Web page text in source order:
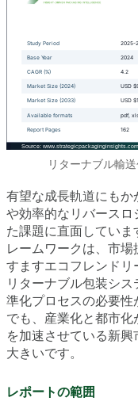
リターナブル輸
有望な成長軌道にもか
や効率的なリバース
た課題に直面してい
レームワークは、市
すますエコフレンドリ
リターナブル包装シ
準化プロセスの必要
でも、産業化と都市
を加速させている新
大きいです。
レポートの範囲